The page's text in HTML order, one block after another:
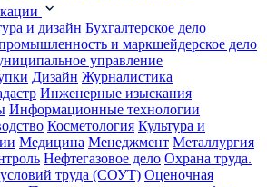
и дизайн Бухгалтерское дело
и маркшейдерское дело
управление
Дизайн Журналистика
Инженерные изыскания
Информационные технологии
Косметология Культура и
Медицина Менеджмент Металлургия
Нефтегазовое дело Охрана труда.
труда (СОУТ) Оценочная